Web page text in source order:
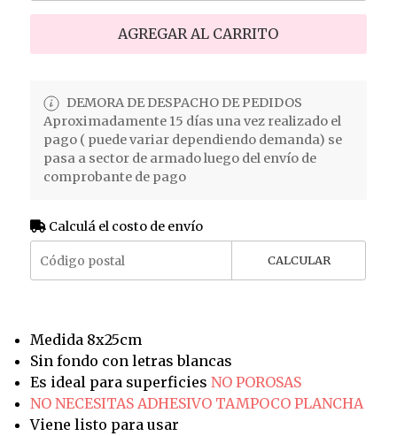
AGREGAR AL CARRITO
DEMORA DE DESPACHO DE PEDIDOS
Aproximadamente 15 días una vez realizado el
pago ( puede variar dependiendo demanda) se
pasa a sector de armado luego del envío de
comprobante de pago
Calculá el costo de envío
CALCULAR
Medida 8x25cm
Sin fondo con letras blancas
Es ideal para superficies NO POROSAS
NO NECESITAS ADHESIVO TAMPOCO PLANCHA
Viene listo para usar